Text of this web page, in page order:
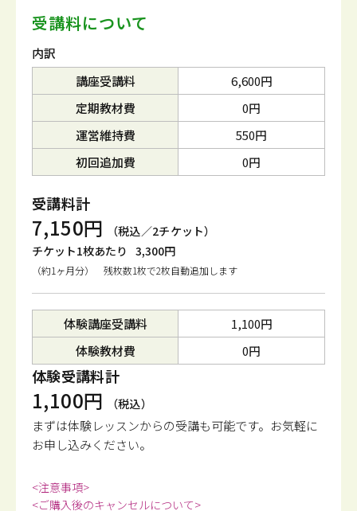
受講料について
内訳
講座受講料
6,600円
定期教材費
0円
運営維持費
550円
初回追加費
0円
受講料計
7,150円
（税込／2チケット）
チケット1枚あたり 3,300円
（約1ヶ月分） 残枚数1枚で2枚自動追加します
体験講座受講料
1,100円
体験教材費
0円
体験受講料計
1,100円 （税込）
まずは体験レッスンからの受講も可能です。 お気軽に
お申し込みください。
<注意事項>
<ご購入後のキャンセルについて>